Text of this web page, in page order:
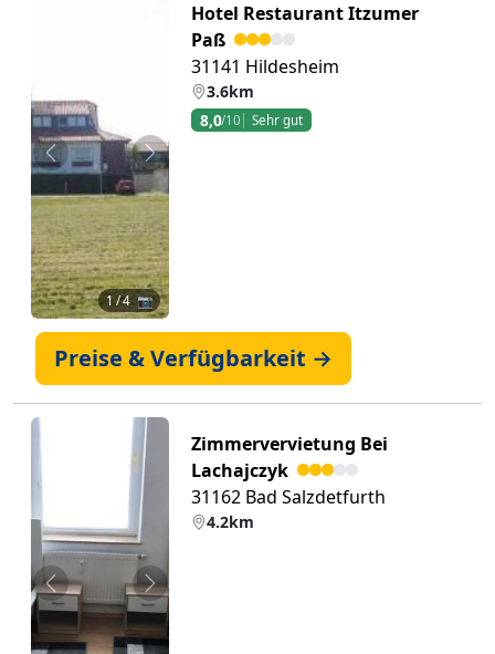
Zurück Weiter
1 / 4 📷
Hotel Restaurant Itzumer
Paß
31141 Hildesheim
3.6km
8,0/10 Sehr gut
Preise & Verfügbarkeit →
Zurück Weiter
Zimmervervietung Bei
Lachajczyk
31162 Bad Salzdetfurth
4.2km